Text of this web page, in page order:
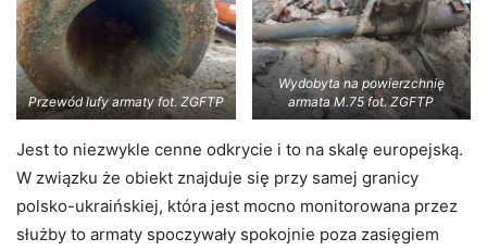
Przewód lufy armaty fot. ZGFTP
Wydobyta na powierzchnię
armata M.75 fot. ZGFTP
Jest to niezwykle cenne odkrycie i to na skalę europejską.
W związku że obiekt znajduje się przy samej granicy
polsko-ukraińskiej, która jest mocno monitorowana przez
służby to armaty spoczywały spokojnie poza zasięgiem